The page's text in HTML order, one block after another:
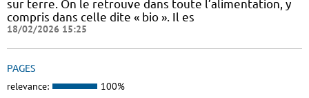
sur terre. On le retrouve dans toute l’alimentation, y
compris dans celle dite « bio ». Il es
18/02/2026 15:25
PAGES
relevance: 100%